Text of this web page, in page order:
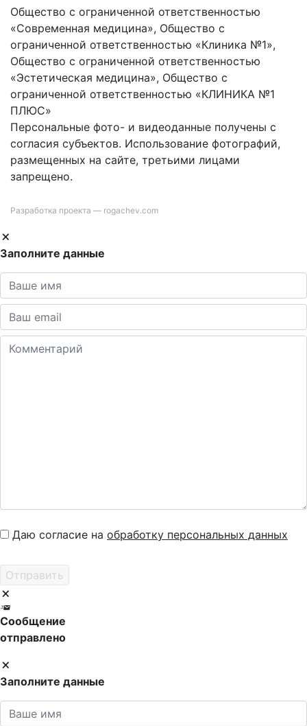
Общество с ограниченной ответственностью
«Современная медицина», Общество с
ограниченной ответственностью «Клиника №1»,
Общество с ограниченной ответственностью
«Эстетическая медицина», Общество с
ограниченной ответственностью «КЛИНИКА №1
ПЛЮС»
Персональные фото- и видеоданные получены с
согласия субъектов. Использование фотографий,
размещенных на сайте, третьими лицами
запрещено.
Разработка проекта — rogachev.com
Заполните данные
Даю согласие на обработку персональных данных
Сообщение
отправлено
Заполните данные